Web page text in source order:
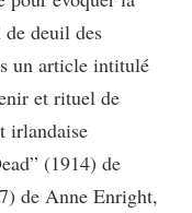
deuil des
un article intitulé
et rituel de
irlandaise
(1914) de
de Anne Enright,